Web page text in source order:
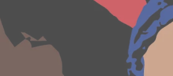
020 5535100
Café
10:00–00:00